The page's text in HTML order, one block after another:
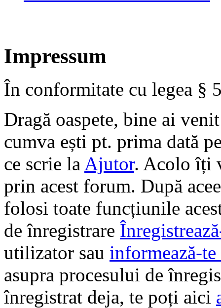
Impressum
În conformitate cu legea §
Dragă oaspete, bine ai
cumva ești pt. prima dată
ce scrie la Ajutor. Acolo îți
prin acest forum. După
folosi toate funcțiunile
de înregistrare
utilizator sau informează-
asupra procesului de
înregistrat deja, te poți aici